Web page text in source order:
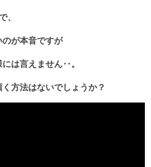
、
が本音ですが
は言えません‥。
方法はないでしょうか？